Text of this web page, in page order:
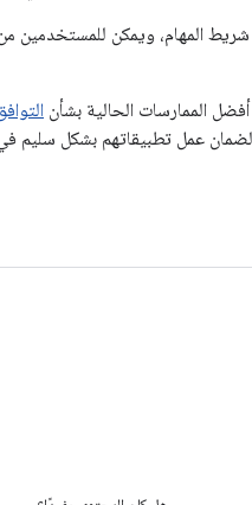
المهام، ويمكن للمستخدمين من
الممارسات الحالية بشأن
لضمان عمل تطبيقاتهم بشكل سليم